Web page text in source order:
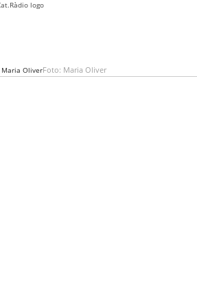
Foto: Maria Oliver